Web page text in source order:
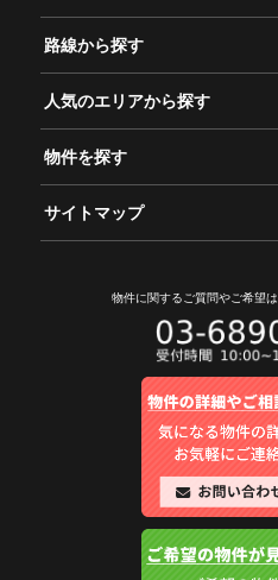
路線から探す
人気のエリアから探す
物件を探す
サイトマップ
物件に関するご質問やご希望は